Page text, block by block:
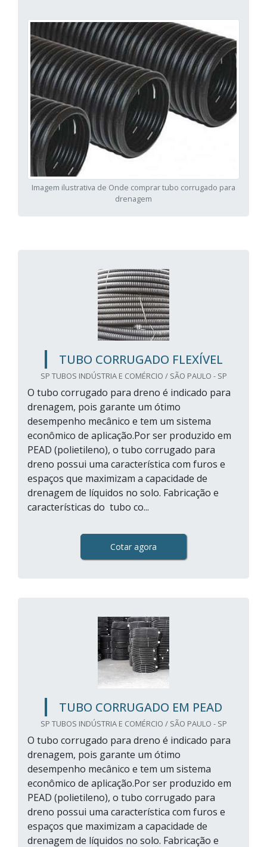
Imagem ilustrativa de Onde comprar tubo corrugado para
drenagem
TUBO CORRUGADO FLEXÍVEL
SP TUBOS INDÚSTRIA E COMÉRCIO / SÃO PAULO - SP
O tubo corrugado para dreno é indicado para
drenagem, pois garante um ótimo
desempenho mecânico e tem um sistema
econômico de aplicação.Por ser produzido em
PEAD (polietileno), o tubo corrugado para
dreno possui uma característica com furos e
espaços que maximizam a capacidade de
drenagem de líquidos no solo. Fabricação e
características do tubo co...
Cotar agora
TUBO CORRUGADO EM PEAD
SP TUBOS INDÚSTRIA E COMÉRCIO / SÃO PAULO - SP
O tubo corrugado para dreno é indicado para
drenagem, pois garante um ótimo
desempenho mecânico e tem um sistema
econômico de aplicação.Por ser produzido em
PEAD (polietileno), o tubo corrugado para
dreno possui uma característica com furos e
espaços que maximizam a capacidade de
drenagem de líquidos no solo. Fabricação e